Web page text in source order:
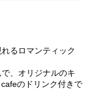
るロマンティック
、オリジナルのキ
のドリンク付きで